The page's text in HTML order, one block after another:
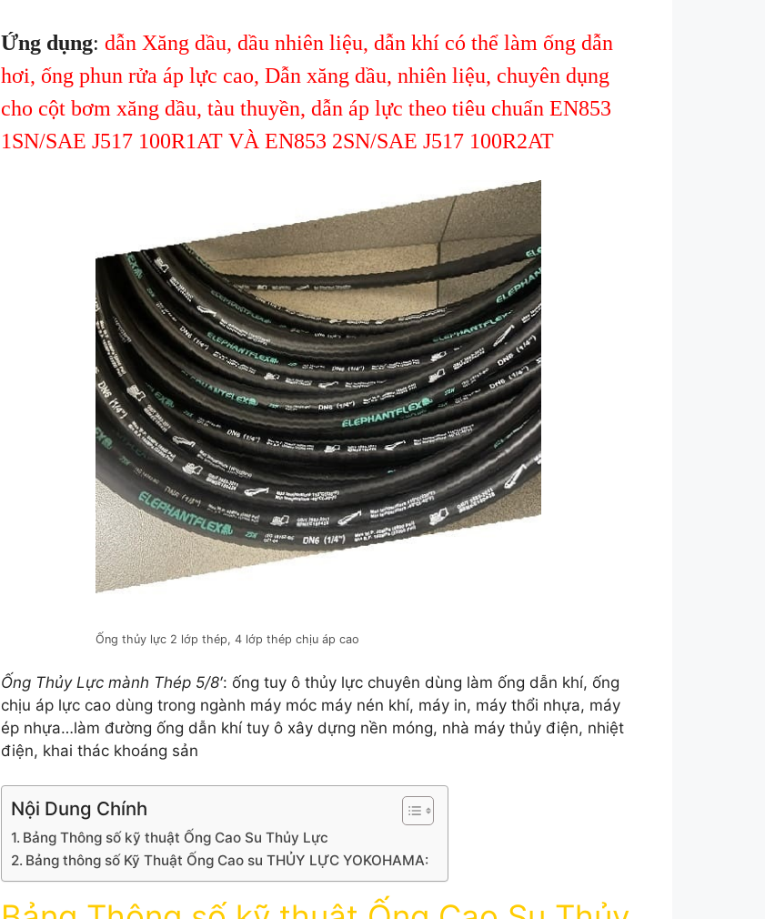
Ứng dụng: dẫn Xăng dầu, dầu nhiên liệu, dẫn khí có thể làm ống dẫn
hơi, ống phun rửa áp lực cao, Dẫn xăng dầu, nhiên liệu, chuyên dụng
cho cột bơm xăng dầu, tàu thuyền, dẫn áp lực theo tiêu chuẩn EN853
1SN/SAE J517 100R1AT VÀ EN853 2SN/SAE J517 100R2AT
Ống thủy lực 2 lớp thép, 4 lớp thép chịu áp cao
Ống Thủy Lực mành Thép 5/8′: ống tuy ô thủy lực chuyên dùng làm ống dẫn khí, ống
chịu áp lực cao dùng trong ngành máy móc máy nén khí, máy in, máy thổi nhựa, máy
ép nhựa…làm đường ống dẫn khí tuy ô xây dựng nền móng, nhà máy thủy điện, nhiệt
điện, khai thác khoáng sản
Nội Dung Chính
Bảng Thông số kỹ thuật Ống Cao Su Thủy Lực
Bảng thông số Kỹ Thuật Ống Cao su THỦY LỰC YOKOHAMA: